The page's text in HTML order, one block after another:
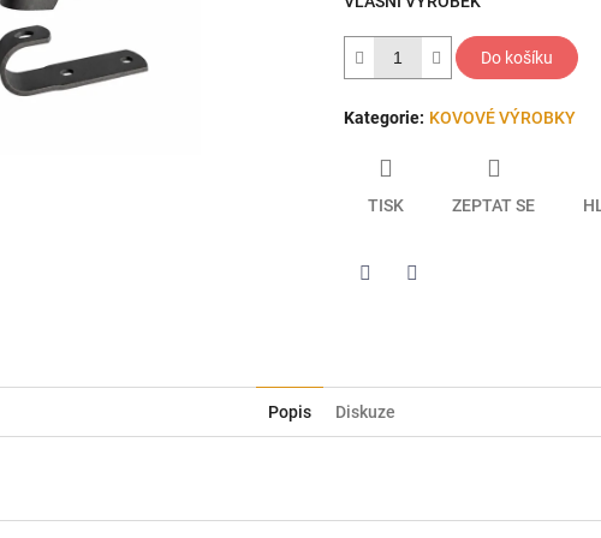
Do košíku
Kategorie: KOVOVÉ VÝROBKY
TISK ZEPTAT SE
Popis Diskuze